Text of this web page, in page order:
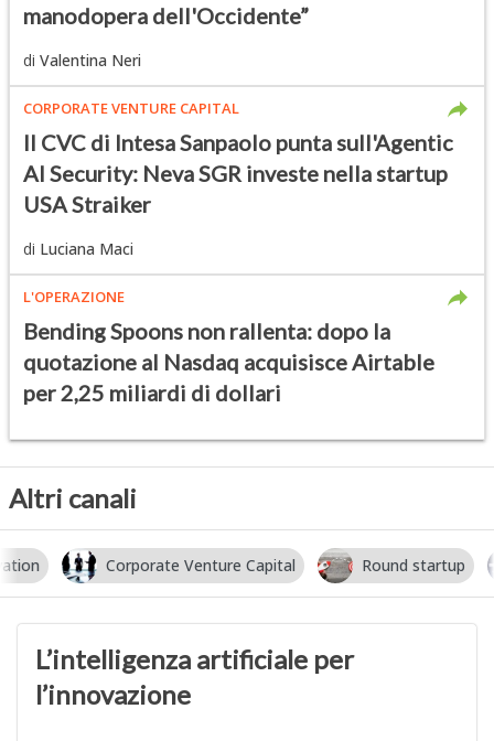
manodopera dell'Occidente”
di Valentina Neri
CORPORATE VENTURE CAPITAL
Il CVC di Intesa Sanpaolo punta sull'Agentic
AI Security: Neva SGR investe nella startup
USA Straiker
di Luciana Maci
L'OPERAZIONE
Bending Spoons non rallenta: dopo la
quotazione al Nasdaq acquisisce Airtable
per 2,25 miliardi di dollari
Altri canali
Corporate Venture Capital Round startup
L’intelligenza artificiale per
l’innovazione